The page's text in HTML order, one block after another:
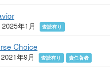
年1月 査読有り
Choice
年9月 査読有り 責任著者